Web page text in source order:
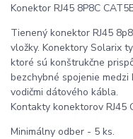
Konektor RJ45 8P8C
Tienený konektor RJ45
vložky. Konektory Solarix
ktoré sú konštrukčne
bezchybné spojenie
vodičmi dátového kábla.
Kontakty konektorov RJ45
Minimálny odber - 5 ks.